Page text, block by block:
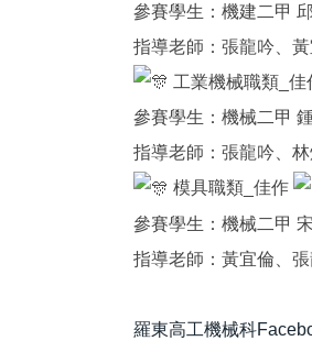
參賽學生：機建二甲
指導老師：張龍吟、
工業機械職類_佳
參賽學生：機械二甲
指導老師：張龍吟、
模具職類_佳作
參賽學生：機械二甲
指導老師：黃宜倫、
羅東高工機械科